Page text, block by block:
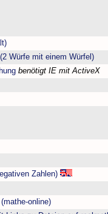
Würfe mit einem Würfel)
benötigt IE mit ActiveX
Zahlen)
online)